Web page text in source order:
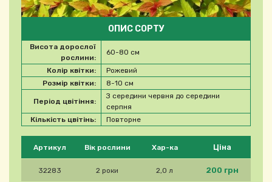
Будь ласка, виберіть продукт
Артикул Вік рослини Хар-ка Ціна
32283 2 роки 2,0 л 200 грн
ОПИС СОРТУ
Висота дорослої
рослини:
60-80 см
Колір квітки:
Рожевий
Розмір квітки:
8-10 см
Період цвітіння:
З середини червня до середини
серпня
Кількість цвітінь:
Повторне